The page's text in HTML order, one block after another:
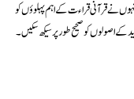
نے قرآنی قراءت کے اہم پہلوؤں کو
کے اصولوں کو صحیح طور پر سیکھ سکیں۔